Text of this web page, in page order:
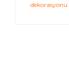
dekorasyonu